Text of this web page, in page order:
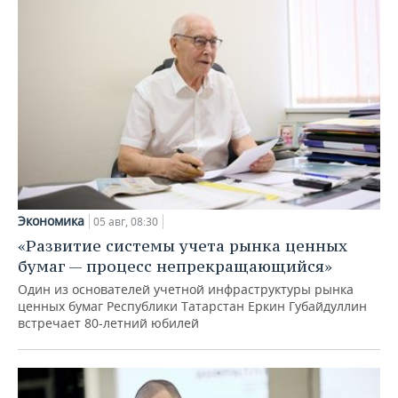
Экономика 05 авг, 08:30
«Развитие системы учета рынка ценных
бумаг — процесс непрекращающийся»
Один из основателей учетной инфраструктуры рынка
ценных бумаг Республики Татарстан Еркин Губайдуллин
встречает 80-летний юбилей